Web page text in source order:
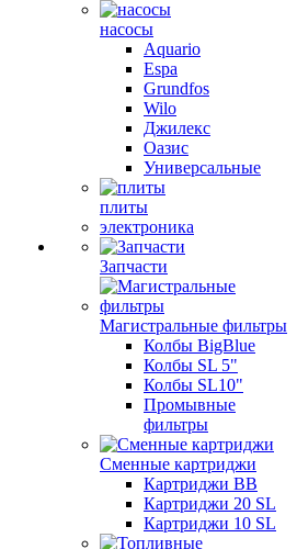
насосы
Aquario
Espa
Grundfos
Wilo
Джилекс
Оазис
Универсальные
плиты
электроника
Запчасти
Магистральные фильтры
Колбы BigBlue
Колбы SL 5"
Колбы SL10"
Промывные
фильтры
Сменные картриджи
Картриджи BB
Картриджи 20 SL
Картриджи 10 SL